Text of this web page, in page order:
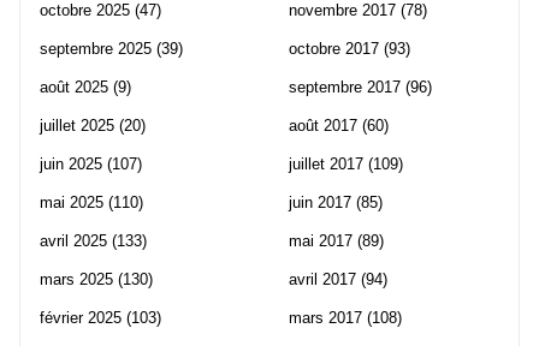
octobre 2025 (47)
septembre 2025 (39)
août 2025 (9)
juillet 2025 (20)
juin 2025 (107)
mai 2025 (110)
avril 2025 (133)
mars 2025 (130)
février 2025 (103)
novembre 2017 (78)
octobre 2017 (93)
septembre 2017 (96)
août 2017 (60)
juillet 2017 (109)
juin 2017 (85)
mai 2017 (89)
avril 2017 (94)
mars 2017 (108)